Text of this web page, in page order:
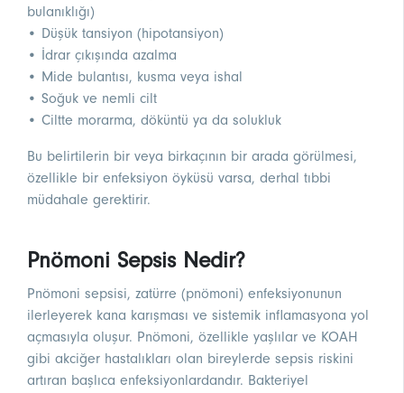
bulanıklığı)
• Düşük tansiyon (hipotansiyon)
• İdrar çıkışında azalma
• Mide bulantısı, kusma veya ishal
• Soğuk ve nemli cilt
• Ciltte morarma, döküntü ya da solukluk
Bu belirtilerin bir veya birkaçının bir arada görülmesi,
özellikle bir enfeksiyon öyküsü varsa, derhal tıbbi
müdahale gerektirir.
Pnömoni Sepsis Nedir?
Pnömoni sepsisi, zatürre (pnömoni) enfeksiyonunun
ilerleyerek kana karışması ve sistemik inflamasyona yol
açmasıyla oluşur. Pnömoni, özellikle yaşlılar ve KOAH
gibi akciğer hastalıkları olan bireylerde sepsis riskini
artıran başlıca enfeksiyonlardandır. Bakteriyel